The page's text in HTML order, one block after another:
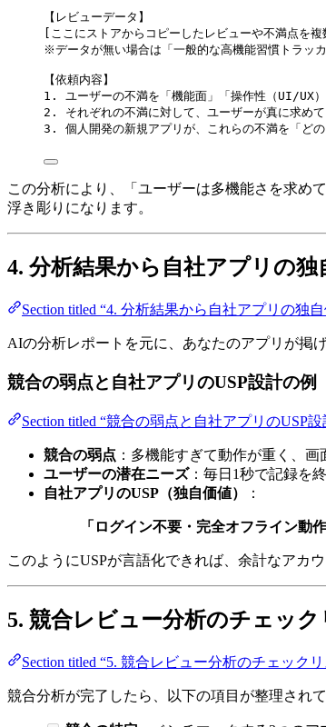
【レビューデータ】
[ここにストアからコピーしたレビューや不満点を複
※データが無い場合は「一般的な高機能習慣トラッ
【依頼内容】
1. ユーザーの不満を「機能面」「操作性（UI/UX）
2. それぞれの不満に対して、ユーザーが真に求めて
3. 個人開発の新規アプリが、これらの不満を「どの
この分析により、「ユーザーは多機能さを求め
浮き彫りになります。
4. 分析結果から自社アプリの
Section titled “4. 分析結果から自社アプリの独
AIの分析レポートを元に、あなたのアプリが掲
競合の弱点と自社アプリのUSP設計の例
Section titled “競合の弱点と自社アプリのUSP
競合の弱点 ：多機能すぎて動作が重く、
ユーザーの潜在ニーズ：毎日1秒で記録を
自社アプリのUSP（独自価値）
：
「ログイン不要・完全オフライン動
このようにUSPが言語化できれば、余計なアカ
5. 競合レビュー分析のチェック
Section titled “5. 競合レビュー分析のチェック
競合分析が完了したら、以下の項目が整理され